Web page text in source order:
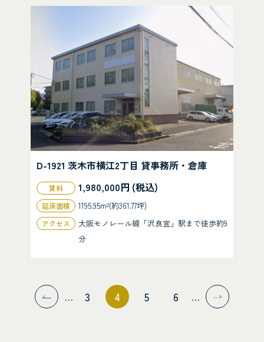
D-1921 茨木市横江2丁目 貸事務所・倉庫
賃料 1,980,000円 (税込)
延床面積 1195.95m²(約361.77坪)
アクセス
大阪モノレール線「沢良宜」駅まで徒歩約9
分
… 3 4 5 6 …